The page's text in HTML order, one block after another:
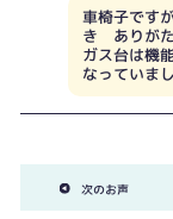
車椅子です
き ありがた
ガス台は機
なっていま
次のお声